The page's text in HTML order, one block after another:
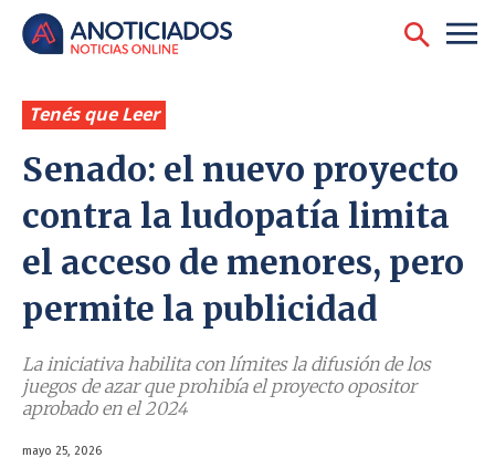
Tenés que Leer
Senado: el nuevo proyecto
contra la ludopatía limita
el acceso de menores, pero
permite la publicidad
La iniciativa habilita con límites la difusión de los
juegos de azar que prohibía el proyecto opositor
aprobado en el 2024
mayo 25, 2026